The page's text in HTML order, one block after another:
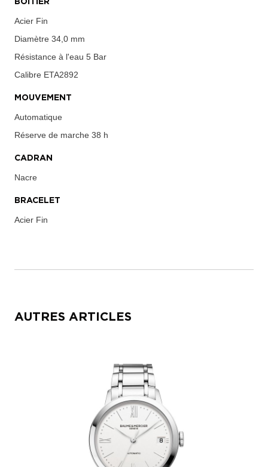
Acier Fin
Diamètre 34,0 mm
Résistance à l'eau 5 Bar
Calibre ETA2892
MOUVEMENT
Automatique
Réserve de marche 38 h
CADRAN
Nacre
BRACELET
Acier Fin
AUTRES ARTICLES